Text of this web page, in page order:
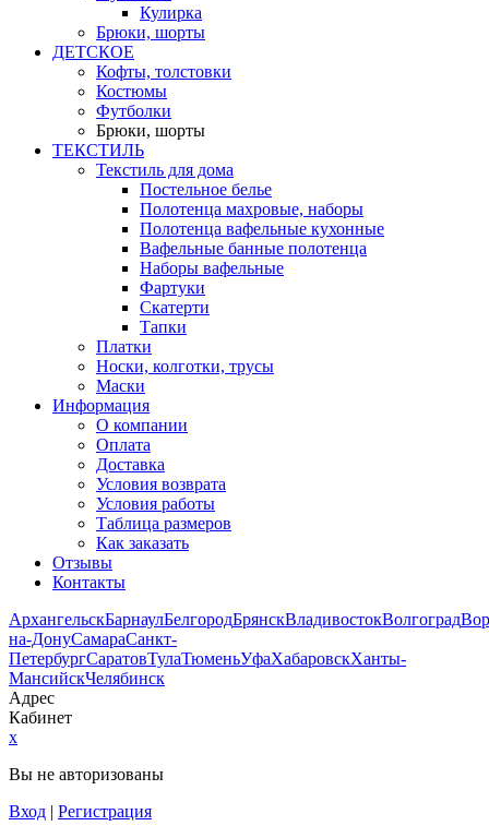
Кулирка
Брюки, шорты
ДЕТСКОЕ
Кофты, толстовки
Костюмы
Футболки
Брюки, шорты
ТЕКСТИЛЬ
Текстиль для дома
Постельное белье
Полотенца махровые, наборы
Полотенца вафельные кухонные
Вафельные банные полотенца
Наборы вафельные
Фартуки
Скатерти
Тапки
Платки
Носки, колготки, трусы
Маски
Информация
О компании
Оплата
Доставка
Условия возврата
Условия работы
Таблица размеров
Как заказать
Отзывы
Контакты
АрхангельскБарнаулБелгородБрянскВладивостокВолгоград
на-ДонуСамараСанкт-
ПетербургСаратовТулаТюменьУфаХабаровскХанты-
МансийскЧелябинск
Адрес
Кабинет
x
Вы не авторизованы
Вход | Регистрация